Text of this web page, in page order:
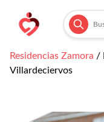
Residencias Zamora /
Villardeciervos